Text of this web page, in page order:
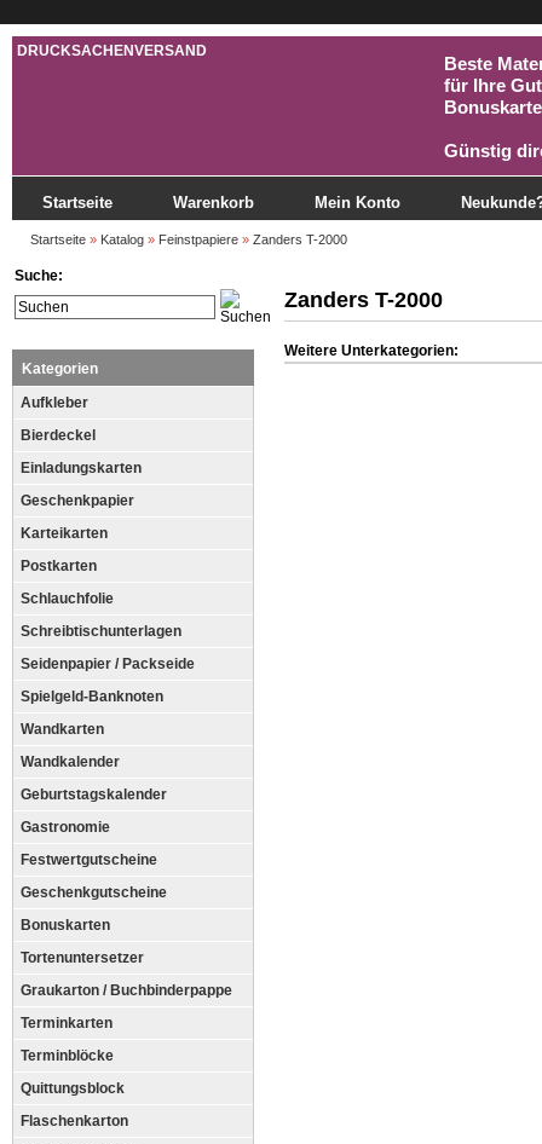
DRUCKSACHENVERSAND
Beste
für Ihre
Günstig
Startseite Warenkorb Mein Konto
Startseite » Katalog » Feinstpapiere » Zanders T-2000
Suche:
Kategorien
Aufkleber
Bierdeckel
Einladungskarten
Geschenkpapier
Karteikarten
Postkarten
Schlauchfolie
Schreibtischunterlagen
Seidenpapier / Packseide
Spielgeld-Banknoten
Wandkarten
Wandkalender
Geburtstagskalender
Gastronomie
Festwertgutscheine
Geschenkgutscheine
Bonuskarten
Tortenuntersetzer
Graukarton / Buchbinderpappe
Terminkarten
Terminblöcke
Quittungsblock
Flaschenkarton
Zanders T-2000
Weitere Unterkategorien: